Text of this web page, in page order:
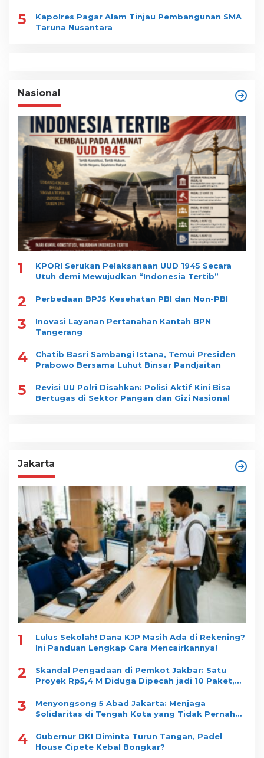
5
Kapolres Pagar Alam Tinjau Pembangunan SMA
Taruna Nusantara
Nasional
1
KPORI Serukan Pelaksanaan UUD 1945 Secara
Utuh demi Mewujudkan “Indonesia Tertib”
2 Perbedaan BPJS Kesehatan PBI dan Non-PBI
3
Inovasi Layanan Pertanahan Kantah BPN
Tangerang
4
Chatib Basri Sambangi Istana, Temui Presiden
Prabowo Bersama Luhut Binsar Pandjaitan
5
Revisi UU Polri Disahkan: Polisi Aktif Kini Bisa
Bertugas di Sektor Pangan dan Gizi Nasional
Jakarta
1
Lulus Sekolah! Dana KJP Masih Ada di Rekening?
Ini Panduan Lengkap Cara Mencairkannya!
2
Skandal Pengadaan di Pemkot Jakbar: Satu
Proyek Rp5,4 M Diduga Dipecah jadi 10 Paket,
3
Menyongsong 5 Abad Jakarta: Menjaga
Solidaritas di Tengah Kota yang Tidak Pernah
4
Gubernur DKI Diminta Turun Tangan, Padel
House Cipete Kebal Bongkar?